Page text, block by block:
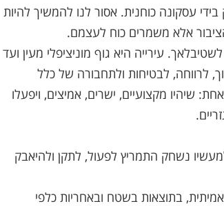
עסקונה כוחנית. אסור לנו להמשיך להיות
אלא משמרים כוח לעצמם.
עירייה היא גוף מוניציפלי מעין ועד
לרווחה, לבטיחות ולתחבורה של כלל
שיהיו מקצועיים, ישרים, אמיצים, ויפעלו
נשחק התמריץ לפעול, לתקן ולהיאבק
בתוצאות בשטח ובאחריות כלפי